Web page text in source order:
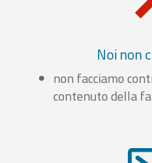
Noi non
non facciamo
contenuto della